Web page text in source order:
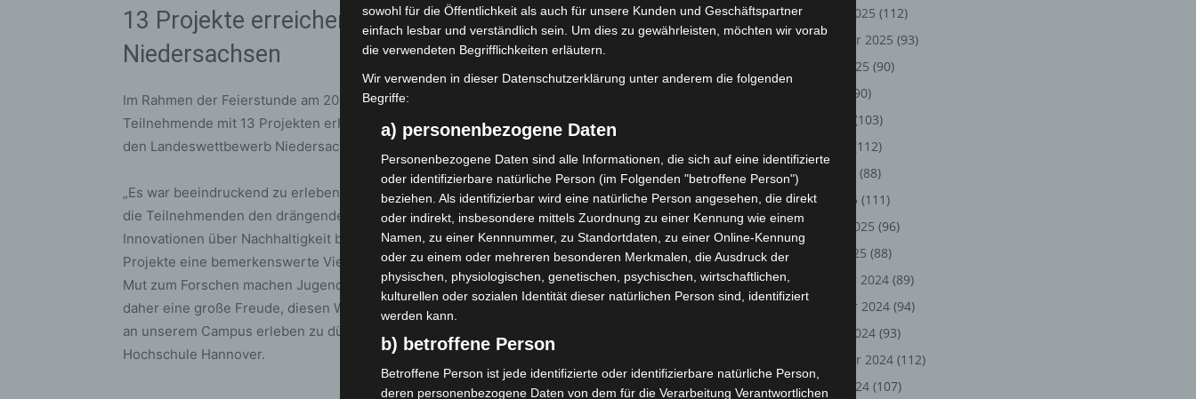
13 Projekte erreichen den Landeswettbewerb
Niedersachsen
Im Rahmen der Feierstunde am 20. Februar wurden die Siegerinnen und Sieger ausgezeichnet. 19
Teilnehmende mit 13 Projekten erhielten neben Geld und Sachpreisen auch die Qualifikation für
den Landeswettbewerb Niedersachsen.
„Es war beeindruckend zu erleben, mit welcher inhaltlichen Bandbreite und Ernsthaftigkeit sich
die Teilnehmenden den drängenden Zukunftsfragen unserer Zeit widmen. Von technologischen
Innovationen über Nachhaltigkeit bis hin zu gesellschaftlichen Herausforderungen zeigen die
Projekte eine bemerkenswerte Vielfalt und Innovationskraft. Genau diese Offenheit und dieser
Mut zum Forschen machen Jugend forscht so wertvoll. Für uns als Hochschule Hannover ist es
daher eine große Freude, diesen Wettbewerb zu unterstützen und den jungen Wissenschaftsgeist
an unserem Campus erleben zu dürfen“, skizziert Prof. Dr. Josef von Helden, Präsident der
Hochschule Hannover.
Oktober 2025 (112)
September 2025 (93)
August 2025 (90)
(90)
(103)
(112)
April 2025
(88)
März 2025 (111)
Februar 2025 (96)
Januar 2025 (88)
Dezember 2024 (89)
November 2024 (94)
Oktober 2024 (93)
September 2024 (112)
August 2024 (107)
sowohl für die Öffentlichkeit als auch für unsere Kunden und Geschäftspartner
einfach lesbar und verständlich sein. Um dies zu gewährleisten, möchten wir vorab
die verwendeten Begrifflichkeiten erläutern.
Wir verwenden in dieser Datenschutzerklärung unter anderem die folgenden
Begriffe:
a) personenbezogene Daten
Personenbezogene Daten sind alle Informationen, die sich auf eine identifizierte
oder identifizierbare natürliche Person (im Folgenden "betroffene Person")
beziehen. Als identifizierbar wird eine natürliche Person angesehen, die direkt
oder indirekt, insbesondere mittels Zuordnung zu einer Kennung wie einem
Namen, zu einer Kennnummer, zu Standortdaten, zu einer Online-Kennung
oder zu einem oder mehreren besonderen Merkmalen, die Ausdruck der
physischen, physiologischen, genetischen, psychischen, wirtschaftlichen,
kulturellen oder sozialen Identität dieser natürlichen Person sind, identifiziert
werden kann.
b) betroffene Person
Betroffene Person ist jede identifizierte oder identifizierbare natürliche Person,
deren personenbezogene Daten von dem für die Verarbeitung Verantwortlichen